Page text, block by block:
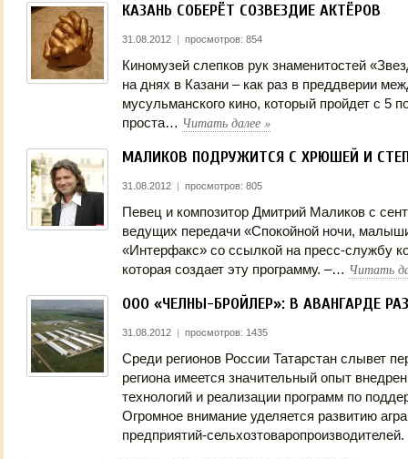
КАЗАНЬ СОБЕРЁТ СОЗВЕЗДИЕ АКТЁРОВ
31.08.2012 | просмотров: 854
Киномузей слепков рук знаменитостей
на днях в Казани – как раз в преддверии
мусульманского кино, который пройдет с 5
проста… Читать далее »
МАЛИКОВ ПОДРУЖИТСЯ С ХРЮШЕЙ И
31.08.2012 | просмотров: 805
Певец и композитор Дмитрий Маликов с
ведущих передачи «Спокойной ночи,
«Интерфакс» со ссылкой на пресс-службу
которая создает эту программу. –… Читать
ООО «ЧЕЛНЫ-БРОЙЛЕР»: В АВАНГАРДЕ
31.08.2012 | просмотров: 1435
Среди регионов России Татарстан слывет
региона имеется значительный опыт
технологий и реализации программ по
Огромное внимание уделяется развитию
предприятий-